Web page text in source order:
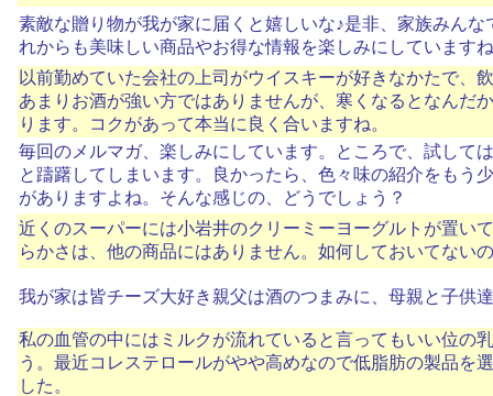
素敵な贈り物が我が家に届くと嬉しいな♪是非、家族みん
れからも美味しい商品やお得な情報を楽しみにしています
以前勤めていた会社の上司がウイスキーが好きなかたで、
あまりお酒が強い方ではありませんが、寒くなるとなんだ
ります。コクがあって本当に良く合いますね。
毎回のメルマガ、楽しみにしています。ところで、試して
と躊躇してしまいます。良かったら、色々味の紹介をもう
がありますよね。そんな感じの、どうでしょう？
近くのスーパーには小岩井のクリーミーヨーグルトが置い
らかさは、他の商品にはありません。如何しておいてない
我が家は皆チーズ大好き親父は酒のつまみに、母親と子供
私の血管の中にはミルクが流れていると言ってもいい位の
う。最近コレステロールがやや高めなので低脂肪の製品を
した。